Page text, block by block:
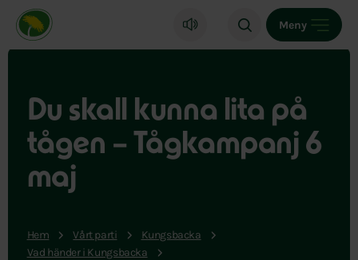
Miljöpartiet de gröna, startsida
Meny
Du skall kunna lita på
tågen – Tågkampanj 6
maj
Hem Vårt parti
Kungsbacka
Vad händer i Kungsbacka